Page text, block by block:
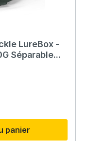
LureBox -
Séparable
panier